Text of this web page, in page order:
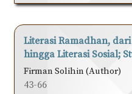
Literasi Ramadhan,
hingga Literasi Sosial;
Firman Solihin (Author)
43-66